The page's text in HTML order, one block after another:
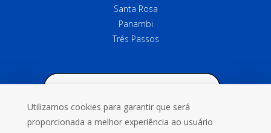
Santa Rosa
Panambi
Três Passos
Utilizamos cookies para garantir que será
proporcionada a melhor experiência ao usuário